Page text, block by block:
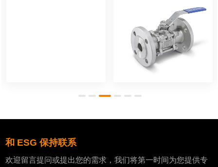
和 ESG 保持联系
欢迎留言提问或提出您的需求，我们将第一时间为您提供专